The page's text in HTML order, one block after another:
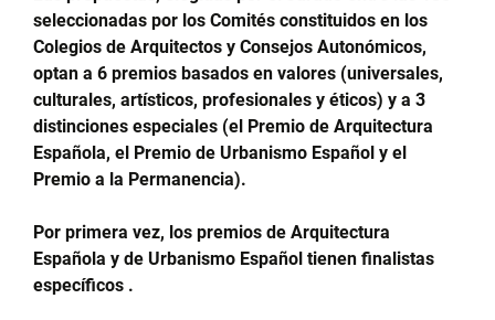
seleccionadas por los Comités constituidos en los
Colegios de Arquitectos y Consejos Autonómicos,
optan a 6 premios basados en valores (universales,
culturales, artísticos, profesionales y éticos) y a 3
distinciones especiales (el Premio de Arquitectura
Española, el Premio de Urbanismo Español y el
Premio a la Permanencia).
Por primera vez, los premios de Arquitectura
Española y de Urbanismo Español tienen finalistas
específicos .